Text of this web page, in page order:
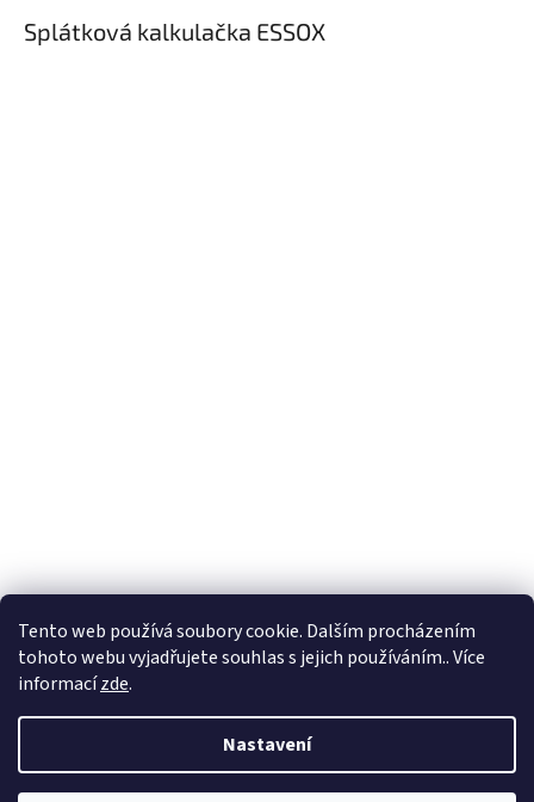
Tento web používá soubory cookie. Dalším procházením
tohoto webu vyjadřujete souhlas s jejich používáním.. Více
informacízde.
Nastavení
Splátková kalkulačka ESSOX